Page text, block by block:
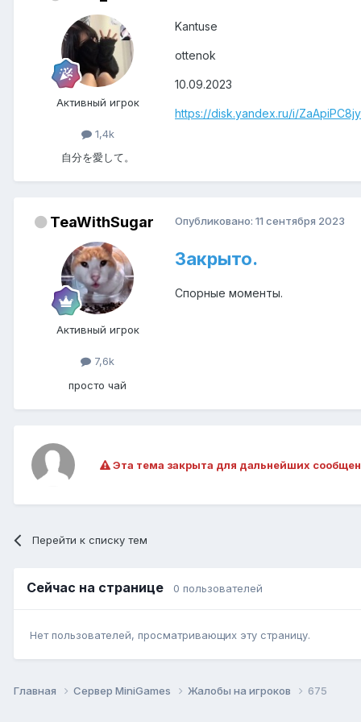
Активный игрок
1,4k
自分を愛して。
Kantuse
ottenok
10.09.2023
https://disk.yandex.ru/i/
TeaWithSugar
Активный игрок
7,6k
просто чай
Опубликовано: 11 сентября 2023
Закрыто.
Спорные моменты.
Эта тема закрыта для дальнейших
Перейти к списку тем
Сейчас на странице 0 пользователей
Нет пользователей, просматривающих эту страницу.
Главная Сервер MiniGames Жалобы на игроков 675